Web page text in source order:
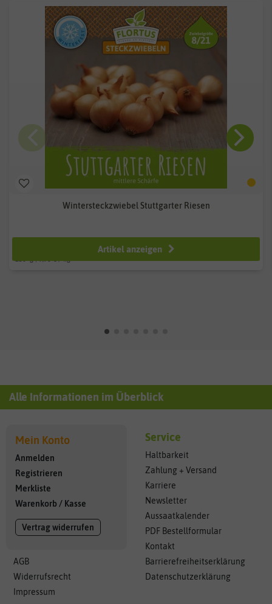
Wintersteckzwiebel Stuttgarter Riesen
Artikel anzeigen
Alle Informationen im Überblick
Mein Konto
Anmelden
Registrieren
Merkliste
Warenkorb / Kasse
Vertrag widerrufen
AGB
Widerrufsrecht
Impressum
Service
Haltbarkeit
Zahlung + Versand
Karriere
Newsletter
Aussaatkalender
PDF Bestellformular
Kontakt
Barrierefreiheitserklärung
Datenschutzerklärung